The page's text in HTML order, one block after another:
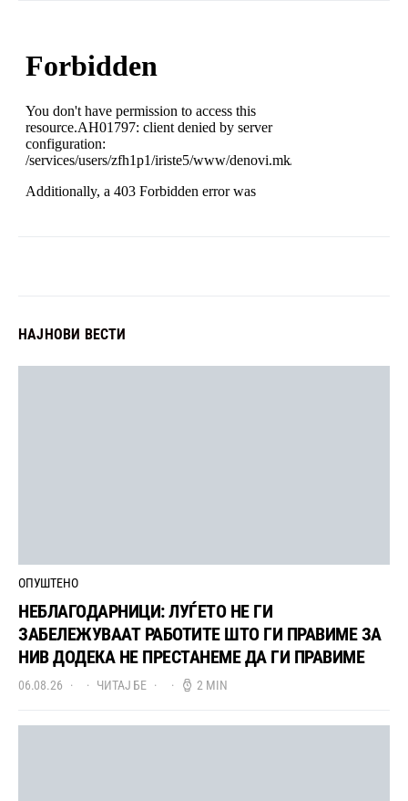
НАЈНОВИ ВЕСТИ
ОПУШТЕНО
НЕБЛАГОДАРНИЦИ: ЛУЃЕТО НЕ ГИ
ЗАБЕЛЕЖУВААТ РАБОТИТЕ ШТО ГИ ПРАВИМЕ ЗА
НИВ ДОДЕКА НЕ ПРЕСТАНЕМЕ ДА ГИ ПРАВИМЕ
06.08.26 ЧИТАЈ БЕ 2 MIN